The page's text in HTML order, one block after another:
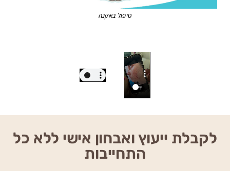
טיפול באקנה
לקבלת ייעוץ ואבחון אישי ללא כל
התחייבות